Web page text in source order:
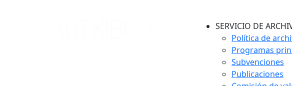
SERVICIO DE
Política de
Programas
Subvenciones
Publicaciones